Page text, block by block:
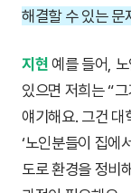
해결할 수 있는 문
지현예를 들어,
있으면 저희는 “
얘기해요. 그건 대
‘노인분들이 집에
도로 환경을 정비